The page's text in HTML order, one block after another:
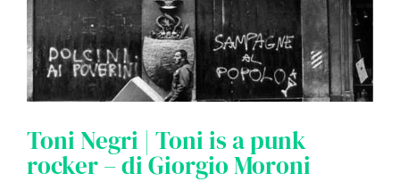
Toni Negri | Toni is a punk
rocker – di Giorgio Moroni